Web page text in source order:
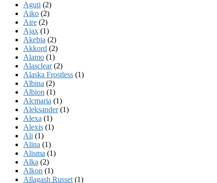
Aguti (2)
Aiko (2)
Aire (2)
Ajax (1)
Akebia (2)
Akkord (2)
Alamo (1)
Alasclear(2)
Alaska Frostless (1)
Albina (2)
Albion (1)
Alcmaria (1)
Aleksander(1)
Alexa (1)
Alexis (1)
Ali (1)
Alina (1)
Alisma (1)
Alka (2)
Alkon (1)
Allagash Russet (1)